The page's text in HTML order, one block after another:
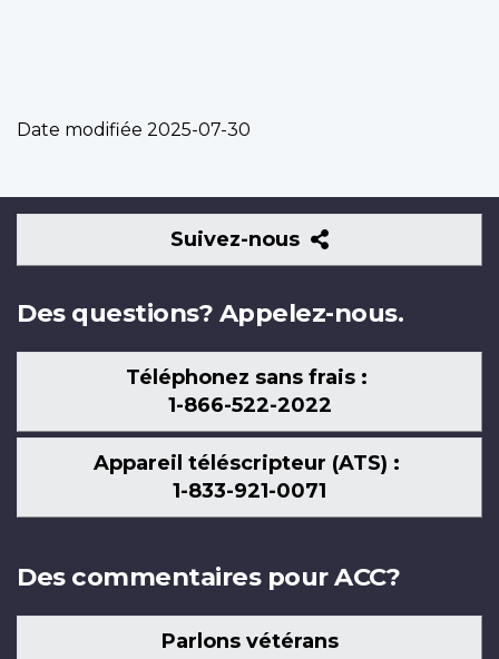
Date modifiée 2025-07-30
Suivez-nous
Suivez-
nous
Des questions? Appelez-nous.
Téléphonez sans frais :
1-866-522-2022
Appareil téléscripteur (ATS) :
1-833-921-0071
Des commentaires pour ACC?
Parlons vétérans